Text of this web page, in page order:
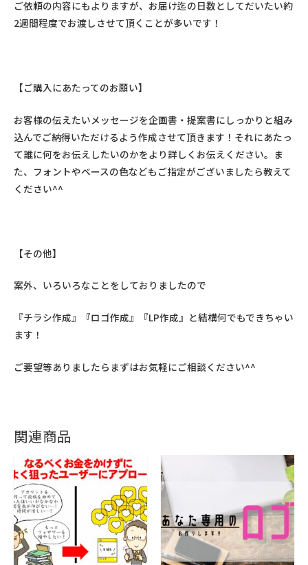
ご依頼の内容にもよりますが、お届け迄の日数としてだいたい約
2週間程度でお渡しさせて頂くことが多いです！
【ご購入にあたってのお願い】
お客様の伝えたいメッセージを企画書・提案書にしっかりと組み
込んでご納得いただけるよう作成させて頂きます！それにあたっ
て誰に何をお伝えしたいのかをより詳しくお伝えください。ま
た、フォントやベースの色などもご指定がございましたら教えて
ください^^
【その他】
案外、いろいろなことをしておりましたので
『チラシ作成』『ロゴ作成』『LP作成』と結構何でもできちゃい
ます！
ご要望等ありましたらまずはお気軽にご相談ください^^
関連商品